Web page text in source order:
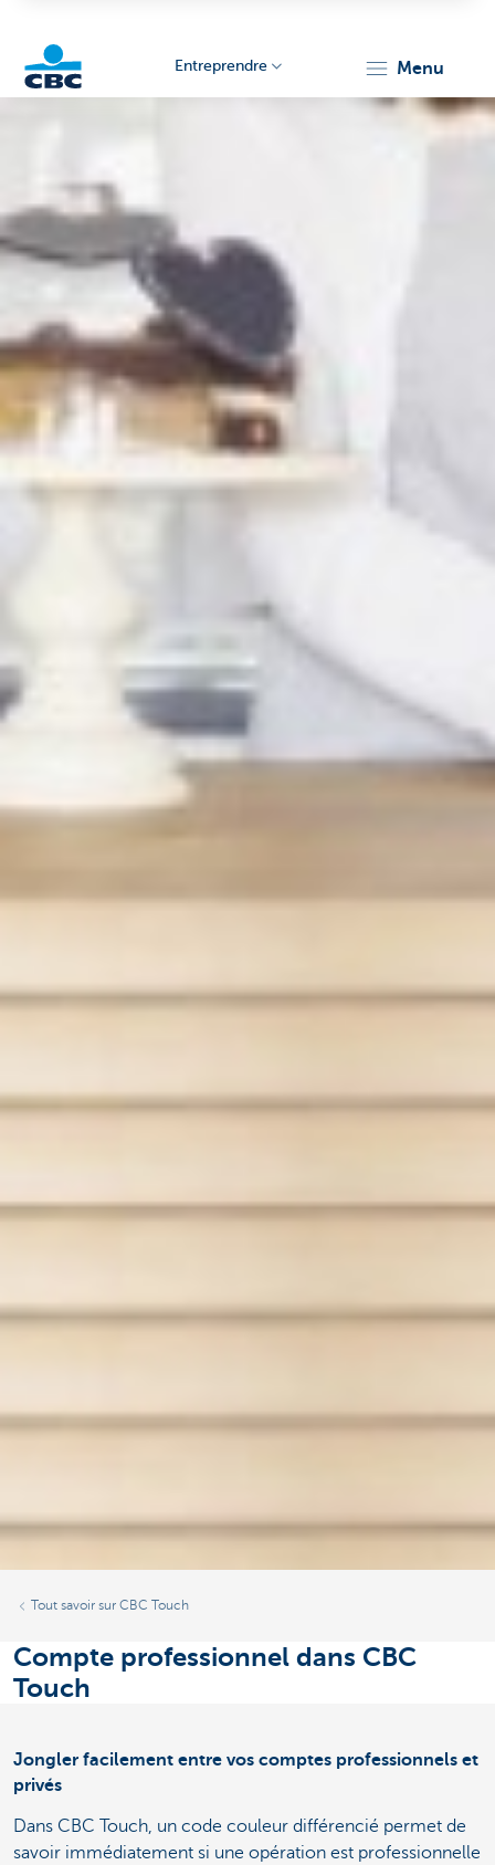
Entreprendre menu
Tout savoir sur CBC Touch
Compte professionnel dans CBC
Touch
Jongler facilement entre vos comptes professionnels et
privés
Dans CBC Touch, un code couleur différencié permet de
savoir immédiatement si une opération est professionnelle